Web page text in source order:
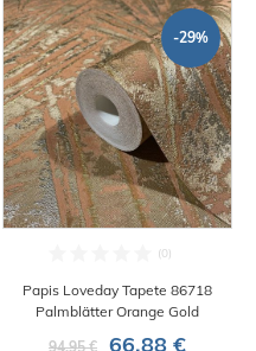
-29%
Papis Loveday Tapete 86718
Palmblätter Orange Gold
94,95 €
66,88 €